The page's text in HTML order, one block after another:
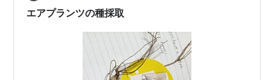
エアプランツの種採取